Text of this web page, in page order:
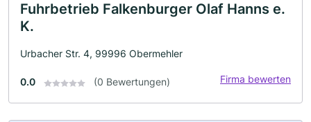
Fuhrbetrieb Falkenburger Olaf Hanns e.
K.
Urbacher Str. 4, 99996 Obermehler
0.0 (0 Bewertungen) Firma bewerten